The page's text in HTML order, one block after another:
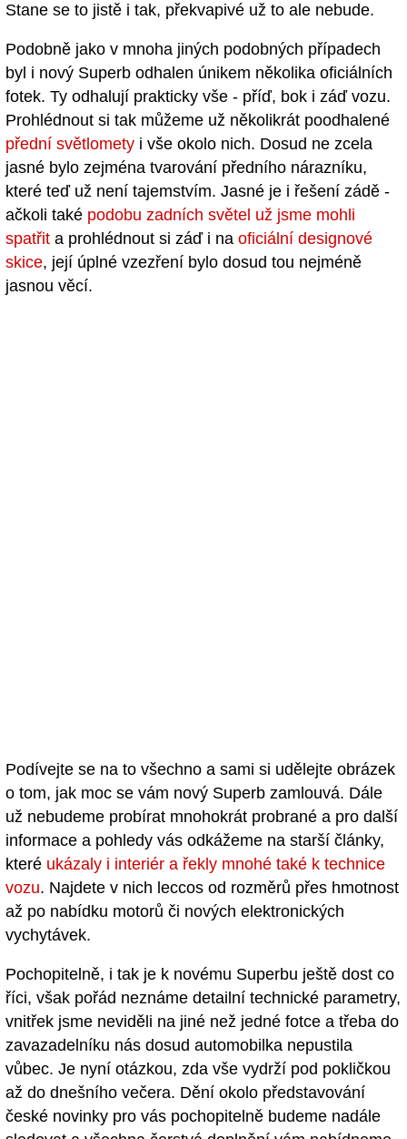
Stane se to jistě i tak, překvapivé už to ale nebude.
Podobně jako v mnoha jiných podobných případech
byl i nový Superb odhalen únikem několika oficiálních
fotek. Ty odhalují prakticky vše - příď, bok i záď vozu.
Prohlédnout si tak můžeme už několikrát poodhalené
přední světlomety i vše okolo nich. Dosud ne zcela
jasné bylo zejména tvarování předního nárazníku,
které teď už není tajemstvím. Jasné je i řešení zádě -
ačkoli také podobu zadních světel už jsme mohli
spatřit a prohlédnout si záď i na oficiální designové
skice, její úplné vzezření bylo dosud tou nejméně
jasnou věcí.
Podívejte se na to všechno a sami si udělejte obrázek
o tom, jak moc se vám nový Superb zamlouvá. Dále
už nebudeme probírat mnohokrát probrané a pro další
informace a pohledy vás odkážeme na starší články,
které ukázaly i interiér a řekly mnohé také k technice
vozu. Najdete v nich leccos od rozměrů přes hmotnost
až po nabídku motorů či nových elektronických
vychytávek.
Pochopitelně, i tak je k novému Superbu ještě dost co
říci, však pořád neznáme detailní technické parametry,
vnitřek jsme neviděli na jiné než jedné fotce a třeba do
zavazadelníku nás dosud automobilka nepustila
vůbec. Je nyní otázkou, zda vše vydrží pod pokličkou
až do dnešního večera. Dění okolo představování
české novinky pro vás pochopitelně budeme nadále